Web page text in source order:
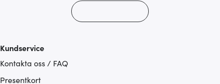
Kundservice
Kontakta oss / FAQ
Presentkort